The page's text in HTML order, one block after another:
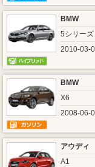
BMW
5シリーズ
2010-03-
BMW
X6
2008-06-
アウディ
A1